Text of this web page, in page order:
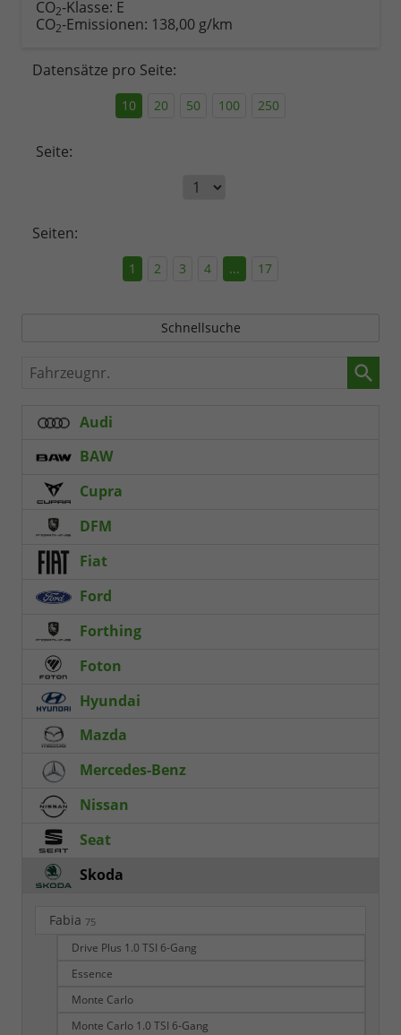
CO2-Klasse: E
CO2-Emissionen: 138,00 g/km
Datensätze pro Seite:
10 20 50 100 250
Seite:
Seiten:
1 2 3 4 ... 17
Schnellsuche
Fahrzeugnr.
Audi
BAW
Cupra
DFM
Fiat
Ford
Forthing
Foton
Hyundai
Mazda
Mercedes-Benz
Nissan
Seat
Skoda
Fabia 75
Drive Plus 1.0 TSI 6-Gang
Essence
Monte Carlo
Monte Carlo 1.0 TSI 6-Gang